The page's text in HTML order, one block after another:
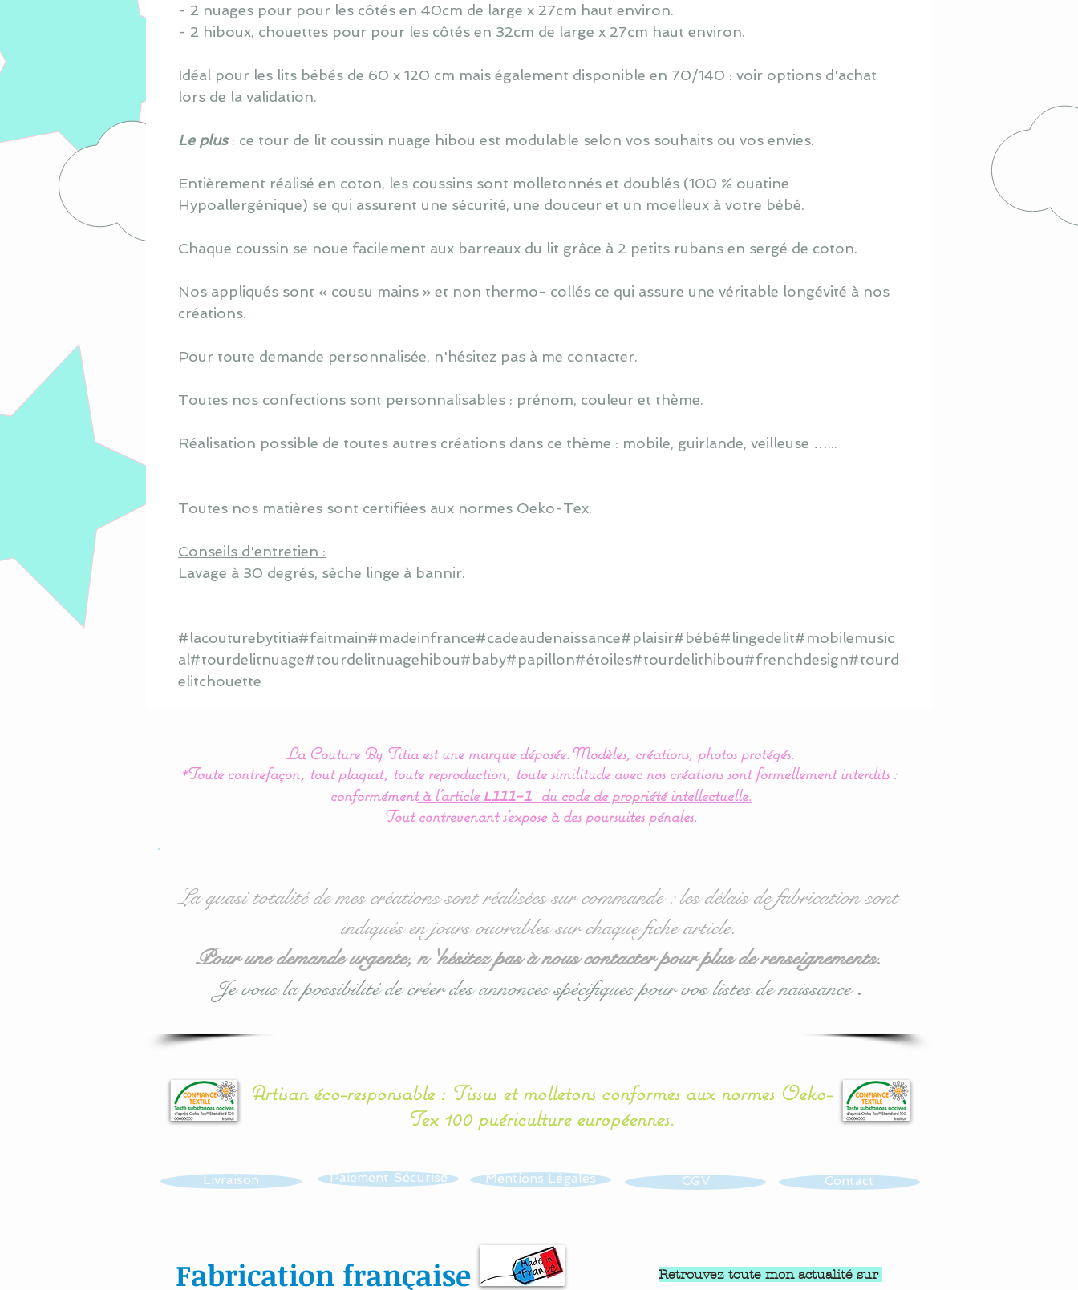
- 2 nuages pour pour les côtés en 40cm de large x 27cm haut environ.
- 2 hiboux, chouettes pour pour les côtés en 32cm de large x 27cm haut environ.
Idéal pour les lits bébés de 60 x 120 cm mais également disponible en 70/140 : voir options d'achat
lors de la validation.
Le plus: ce tour de lit coussin nuage hibou est modulable selon vos souhaits ou vos envies.
Entièrement réalisé en coton, les coussins sont molletonnés et doublés (100 % ouatine
Hypoallergénique) se qui assurent une sécurité, une douceur et un moelleux à votre bébé.
Chaque coussin se noue facilement aux barreaux du lit grâce à 2 petits rubans en sergé de coton.
Nos appliqués sont « cousu mains » et non thermo- collés ce qui assure une véritable longévité à nos
créations.
Pour toute demande personnalisée, n'hésitez pas à me contacter.
Toutes nos confections sont personnalisables : prénom, couleur et thème.
Réalisation possible de toutes autres créations dans ce thème : mobile, guirlande, veilleuse …...
Toutes nos matières sont certifiées aux normes Oeko-Tex.
Conseils d'entretien :
Lavage à 30 degrés, sèche linge à bannir.
#lacouturebytitia#faitmain#madeinfrance#cadeaudenaissance#plaisir#bébé#lingedelit#mobilemusic
al#tourdelitnuage#tourdelitnuagehibou#baby#papillon#étoiles#tourdelithibou#frenchdesign#tourd
elitchouette
La Couture By Titia est une marque déposée. Modèles, créations, photos protégés.
*Toute contrefaçon, tout plagiat, toute reproduction, toute similitude avec nos créations sont formellement interdits :
conformémentà l’article L111-1
du code de propriété intellectuelle.
Tout contrevenant s'expose à des poursuites pénales.
La quasi totalité de mes créations sont réalisées sur commande : les délais de fabrication sont
indiqués en jours ouvrables sur chaque fiche article.
Pour une demande urgente, n 'hésitez pas à nous contacter pour plus de renseignements.
Je vous la possibilité de créer des annonces spécifiques pour vos listes de naissance.
Artisan éco-responsable : Tissus et molletons conformes aux normes Oeko-
Tex 100 puériculture européennes.
Livraison Paiement Sécurisé Mentions Légales
Fabrication française
CGV Contact
Retrouvez toute mon actualité sur